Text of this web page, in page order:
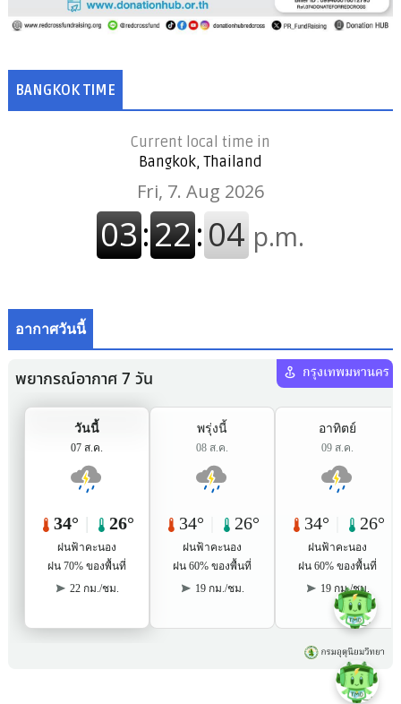
BANGKOK TIME
Current local time in
Bangkok, Thailand
อากาศวันนี้